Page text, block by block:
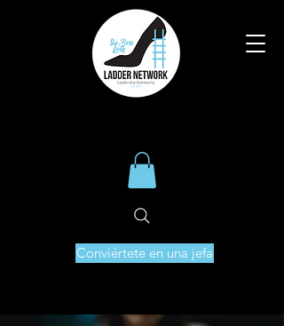
Conviértete en una jefa